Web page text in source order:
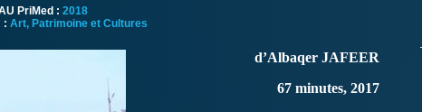
PriMed : 2018
: Art, Patrimoine et Cultures
d’Albaqer JAFEER
67 minutes, 2017